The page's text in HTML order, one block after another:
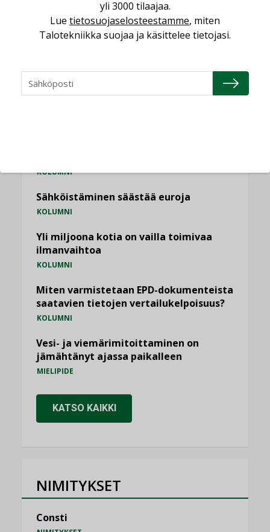
KATSO KAIKKI
KOLUMNI
Sähköistäminen säästää euroja
KOLUMNI
Yli miljoona kotia on vailla toimivaa
ilmanvaihtoa
KOLUMNI
Miten varmistetaan EPD-dokumenteista
saatavien tietojen vertailukelpoisuus?
KOLUMNI
Vesi- ja viemärimitoittaminen on
jämähtänyt ajassa paikalleen
MIELIPIDE
KATSO KAIKKI
NIMITYKSET
Consti
yli 3000 tilaajaa.
Lue tietosuojaselosteestamme, miten
Talotekniikka suojaa ja käsittelee tietojasi.